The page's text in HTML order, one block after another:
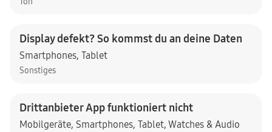
Display defekt? So kommst du an deine Daten
Smartphones, Tablet
Sonstiges
Drittanbieter App funktioniert nicht
Mobilgeräte, Smartphones, Tablet, Watches & Audio